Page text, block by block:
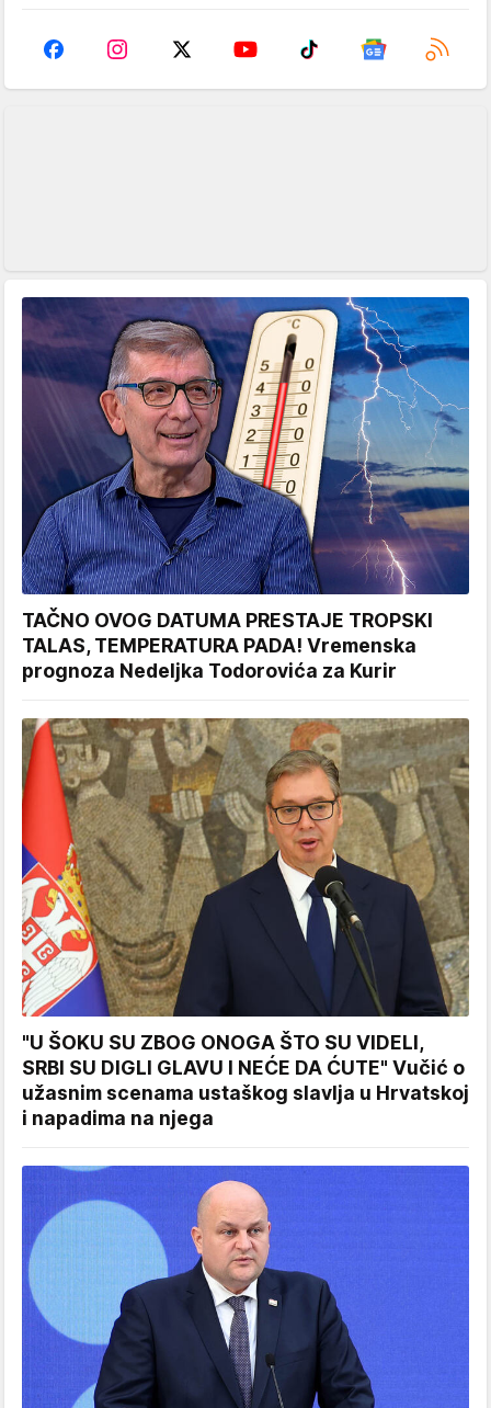
TAČNO OVOG DATUMA PRESTAJE TROPSKI
TALAS, TEMPERATURA PADA! Vremenska
prognoza Nedeljka Todorovića za Kurir
"U ŠOKU SU ZBOG ONOGA ŠTO SU VIDELI,
SRBI SU DIGLI GLAVU I NEĆE DA ĆUTE" Vučić o
užasnim scenama ustaškog slavlja u Hrvatskoj
i napadima na njega